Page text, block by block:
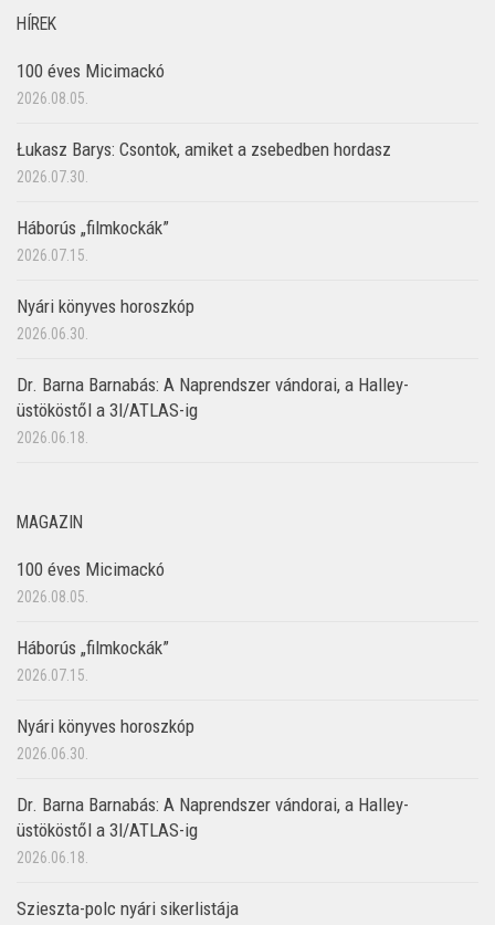
HÍREK
100 éves Micimackó
2026.08.05.
Łukasz Barys: Csontok, amiket a zsebedben hordasz
2026.07.30.
Háborús „filmkockák”
2026.07.15.
Nyári könyves horoszkóp
2026.06.30.
Dr. Barna Barnabás: A Naprendszer vándorai, a Halley-
üstököstől a 3I/ATLAS-ig
2026.06.18.
MAGAZIN
100 éves Micimackó
2026.08.05.
Háborús „filmkockák”
2026.07.15.
Nyári könyves horoszkóp
2026.06.30.
Dr. Barna Barnabás: A Naprendszer vándorai, a Halley-
üstököstől a 3I/ATLAS-ig
2026.06.18.
Szieszta-polc nyári sikerlistája